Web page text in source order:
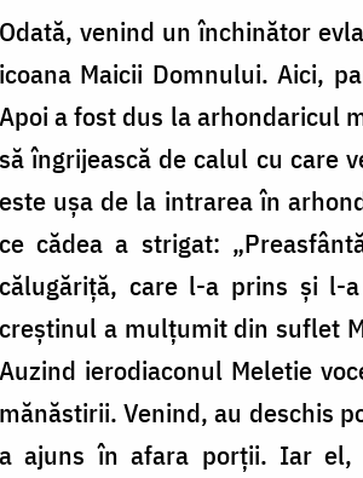
Odată, venind un închinător
icoana Maicii Domnului. Aici,
Apoi a fost dus la arhondaricul
să îngrijească de calul cu care
este ușa de la intrarea în
ce cădea a strigat:
călugăriță, care l-a prins și l-
creștinul a mulțumit din suflet
Auzind ierodiaconul Meletie
mănăstirii. Venind, au deschis
a ajuns în afara porții. Iar el,